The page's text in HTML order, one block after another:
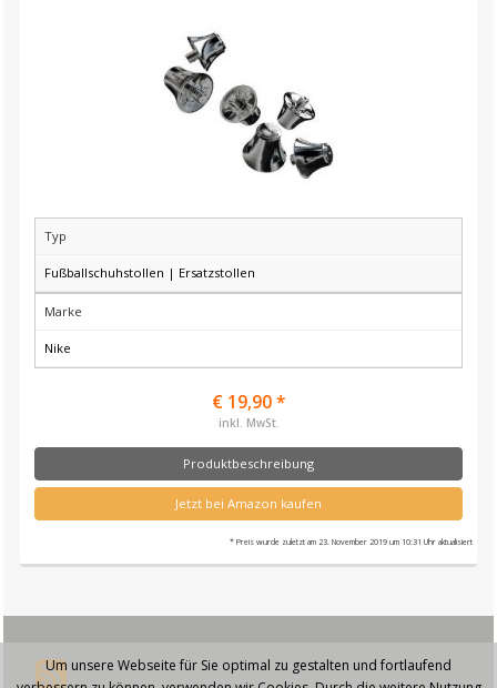
Typ
Fußballschuhstollen | Ersatzstollen
Marke
Nike
€ 19,90 *
inkl. MwSt.
Produktbeschreibung
Jetzt bei Amazon kaufen
* Preis wurde zuletzt am 23. November 2019 um 10:31 Uhr aktualisiert
Um unsere Webseite für Sie optimal zu gestalten und fortlaufend